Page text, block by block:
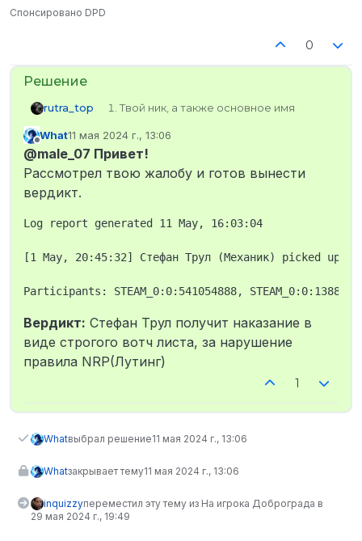
Спонсировано DPD
0
rutra_top
Твой ник, а также основное имя
Куберт
Твой SteamID: STEAM_0:0:138845685
Твои контакты для связи: rutra_top
Имя персонажа нарушителя: -
Имеет ли игрок ранг “Ролевик” или
“Ролевик+”?: -
МСК: 20:30-20:50
Вышли с напарником из ДПД, увидели
город, убивают. Подходит к моему
трупу парень, начинает обыскивать
тело при полицейских, может что-то
забирает.
условиями подачи жалоб на игроков?:
Не в сети
What11 мая 2024 г., 13:06
отредактировано
@male_07 Привет!
Рассмотрел твою жалобу и готов вынести
вердикт.
Log report generated 11 May, 16:03:04
[1 May, 20:45:32] Стефан Трул (Механик) picked up
Вердикт: Стефан Трул получит наказание в
виде строгого вотч листа, за нарушение
правила NRP(Лутинг)
1
Whatвыбрал решение11 мая 2024 г., 13:06
Whatзакрывает тему11 мая 2024 г., 13:06
inquizzyпереместил эту тему из На игрока Доброграда в
29 мая 2024 г., 19:49